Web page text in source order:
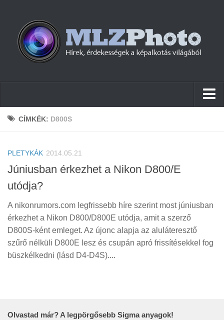
Hírek
Cikkek
Szoftver
Firmware
Tudástár
Tanácsok
Érdekességek
CÍMKÉK: D800S
PLETYKÁK 2014.05.21
Júniusban érkezhet a Nikon D800/E
utódja?
A nikonrumors.com legfrissebb híre szerint most júniusban
érkezhet a Nikon D800/D800E utódja, amit a szerző
D800S-ként emleget. Az újonc alapja az aluláteresztő
szűrő nélküli D800E lesz és csupán apró frissítésekkel fog
büszkélkedni (lásd D4-D4S)....
Olvastad már? A legpörgősebb Sigma anyagok!